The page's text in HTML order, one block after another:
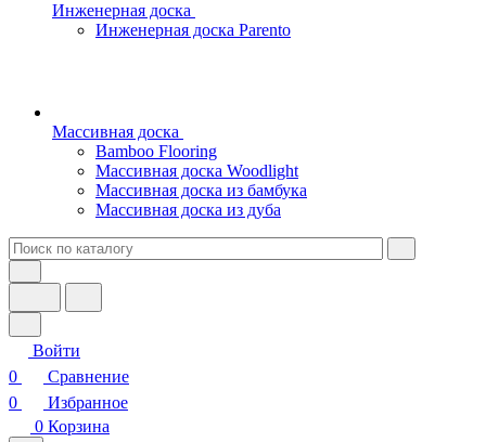
Инженерная доска
Инженерная доска Parento
Массивная доска
Bamboo Flooring
Массивная доска Woodlight
Массивная доска из бамбука
Массивная доска из дуба
Войти
0
Сравнение
0
Избранное
0 Корзина